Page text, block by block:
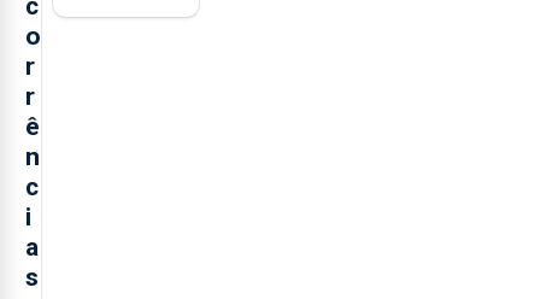
c
o
r
r
ê
n
c
i
a
s